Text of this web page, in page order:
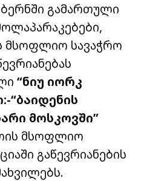
გამართული
მსოფლიო სავაჭრო
“ნიუ იორკ
“ბაიდენის
მოსკოვში”
მსოფლიო
გაწევრიანების